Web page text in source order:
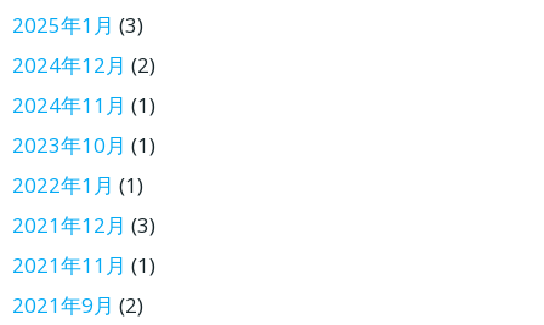
2025年1月 (3)
2024年12月 (2)
2024年11月 (1)
2023年10月 (1)
2022年1月 (1)
2021年12月 (3)
2021年11月 (1)
2021年9月 (2)